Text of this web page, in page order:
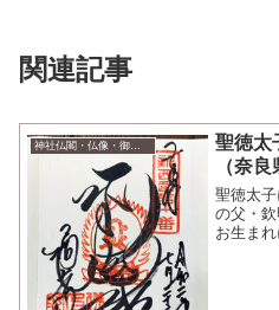
関連記事
聖徳太
（奈
聖徳太
の父・
お生ま